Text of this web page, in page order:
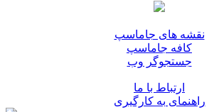
نقشه های جاماسپ
کافه جاماسپ
جستجوگر وب
ارتباط با ما
راهنمای به کارگیری